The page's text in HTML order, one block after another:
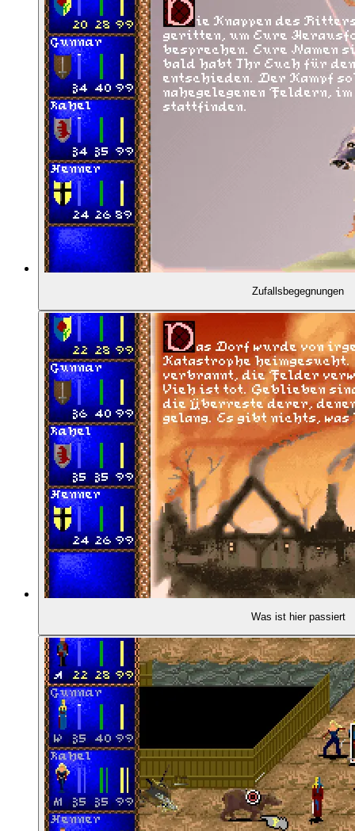
01:41:11 - Microprose Anfang der 90er-Jahre
01:44:11 - Arnold Hendrick
01:45:15 - Barbarian Prince (1981)
01:46:07 - Arnold Hendricks Spiele bei Microprose
01:46:45 - Eine Lektion aus Sid Meier's Pirates!
01:51:11 - Entwicklungsstart mit Jim Synoski und Jackie
01:52:32 - Ausführliche Recherche
01:53:10 - Historische Authentizität als Hebel
01:54:13 - Zugeständnisse an Fantasy-Rollenspiele
01:55:26 - Anleihen aus anderen Rollenspielsystemen
01:55:54 - Ein "Projektmanagement-Desaster"
02:02:30 - Ein überdimensioniertes Spiel
02:03:07 - Wie lange war die Produktionszeit?
02:05:45 - Kompromisse bei der Grafik
02:07:33 - Was ist hier anders als bei Civilization?
Zufallsbegegnungen
Was ist hier passiert